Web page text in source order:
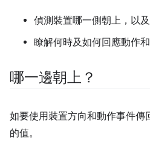
偵測裝置哪一側朝上，以
瞭解何時及如何回應動作和
哪一邊朝上？
如要使用裝置方向和動作事件傳
的值。